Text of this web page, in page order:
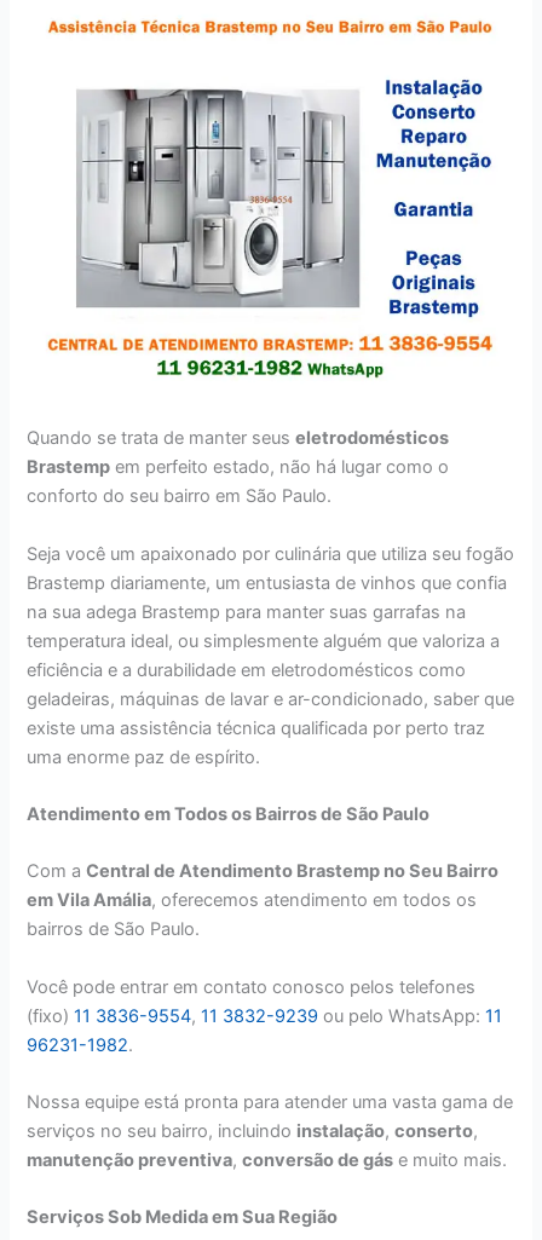
Quando se trata de manter seuseletrodomésticos
Brastemp em perfeito estado, não há lugar como o
conforto do seu bairro em São Paulo.
Seja você um apaixonado por culinária que utiliza seu fogão
Brastemp diariamente, um entusiasta de vinhos que confia
na sua adega Brastemp para manter suas garrafas na
temperatura ideal, ou simplesmente alguém que valoriza a
eficiência e a durabilidade em eletrodomésticos como
geladeiras, máquinas de lavar e ar-condicionado, saber que
existe uma assistência técnica qualificada por perto traz
uma enorme paz de espírito.
Atendimento em Todos os Bairros de São Paulo
Com aCentral de Atendimento Brastemp no Seu Bairro
em Vila Amália, oferecemos atendimento em todos os
bairros de São Paulo.
Você pode entrar em contato conosco pelos telefones
(fixo)11 3836-9554,11 3832-9239 ou pelo WhatsApp:11
96231-1982.
Nossa equipe está pronta para atender uma vasta gama de
serviços no seu bairro, incluindo instalação,conserto,
manutenção preventiva,conversão de gás e muito mais.
Serviços Sob Medida em Sua Região